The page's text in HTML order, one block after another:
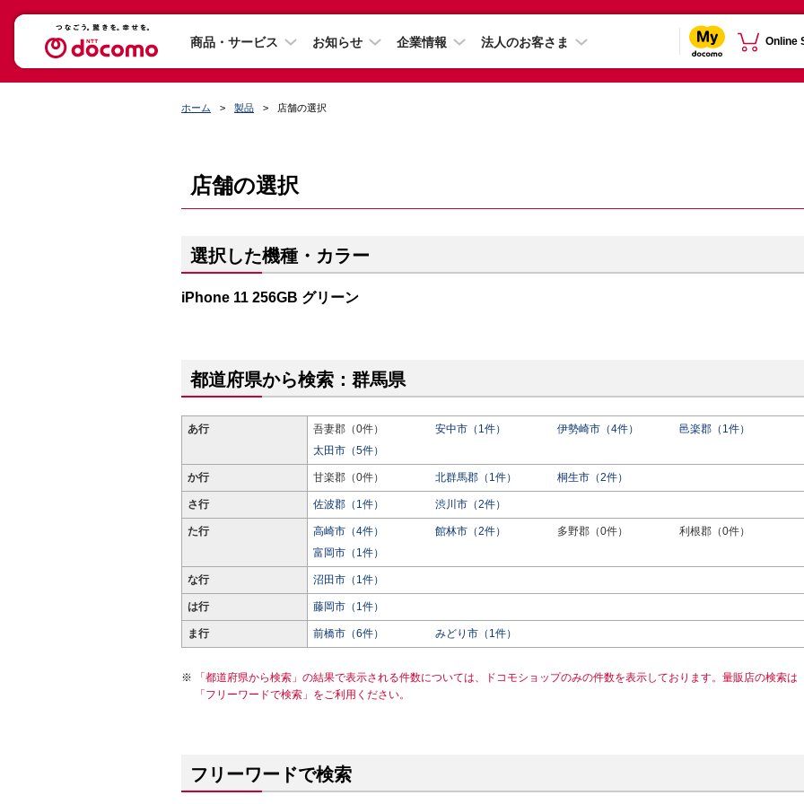
商品・サービス お知らせ 企業情報 法人のお客さま Online
ホーム 製品 店舗の選択
店舗の選択
選択した機種・カラー
iPhone 11 256GB グリーン
都道府県から検索：群馬県
あ行 吾妻郡（0件） 安中市（1件） 伊勢崎市（4件）
邑楽郡（1件）
太田市（5件）
か行 甘楽郡（0件） 北群馬郡（1件） 桐生市（2件）
さ行 佐波郡（1件） 渋川市（2件）
た行 高崎市（4件） 館林市（2件） 多野郡（0件）
利根郡（0件）
富岡市（1件）
な行 沼田市（1件）
は行 藤岡市（1件）
ま行 前橋市（6件） みどり市（1件）
「都道府県から検索」の結果で表示される件数については、ドコモショップのみの件数を表示しております。量販店の検索は
「フリーワードで検索」をご利用ください。
フリーワードで検索